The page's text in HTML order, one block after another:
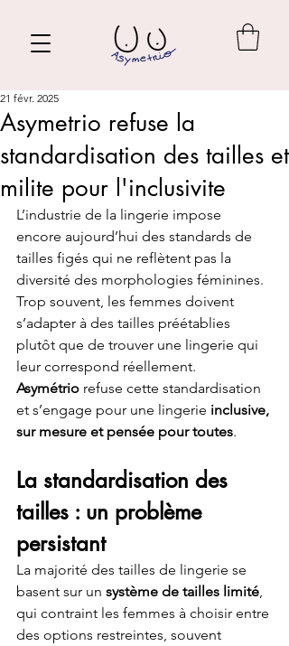
Asymetrio refuse la
standardisation des tailles et
milite pour l'inclusivite
21 févr. 2025
L’industrie de la lingerie impose
encore aujourd’hui des standards de
tailles figés qui ne reflètent pas la
diversité des morphologies féminines.
Trop souvent, les femmes doivent
s’adapter à des tailles préétablies
plutôt que de trouver une lingerie qui
leur correspond réellement.
Asymétrio refuse cette standardisation
et s’engage pour une lingerie inclusive,
sur mesure et pensée pour toutes.
La standardisation des
tailles : un problème
persistant
La majorité des tailles de lingerie se
basent sur un système de tailles limité
qui contraint les femmes à choisir entre
des options restreintes, souvent